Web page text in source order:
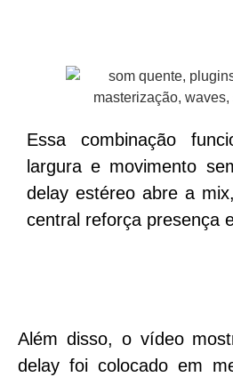
Essa combinação
largura e movimento
delay estéreo abre a
central reforça presença
Além disso, o vídeo
delay foi colocado em